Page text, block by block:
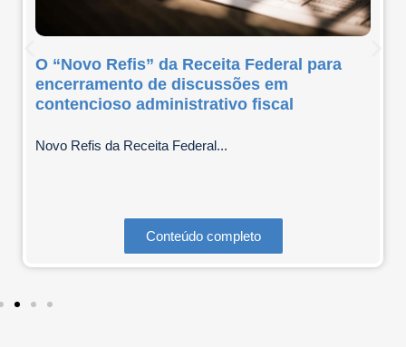
O “Novo Refis” da Receita Federal para
encerramento de discussões em
contencioso administrativo fiscal
Novo Refis da Receita Federal...
Conteúdo completo